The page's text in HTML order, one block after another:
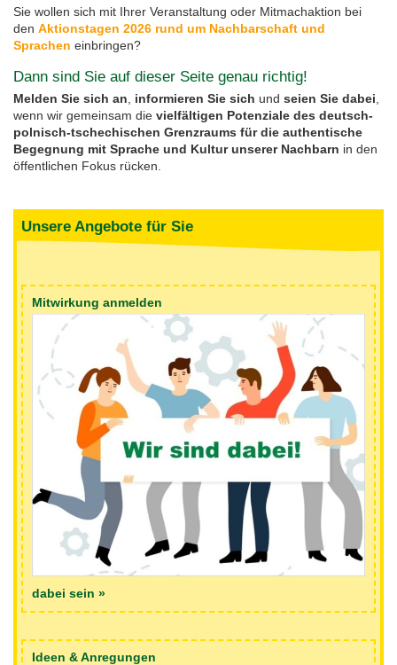
DPJW Zentralstelle
Kontakt
Termine, Veranstaltungen
Feste, Feiertage, Schulferien
Materialbibliothek
Wegweiser NiKiS
Serie Biedronka, Maus & Žába
Wanderausstellung
Projekte
Interreg SN-CZ 2021-2026
Interreg PLSN 2014-2020
Aktionstage
Mitwirkung anmelden
Übersicht Mitwirkende
Öffentlichkeitsarbeit
Archiv
Aktionstage 2025
Aktionstage 2024
Tag der Nachbarsprachen 2023
Sie wollen sich mit Ihrer Veranstaltung oder Mitmachaktion bei
den Aktionstagen 2026 rund um Nachbarschaft und
Sprachen einbringen?
Dann sind Sie auf dieser Seite genau richtig!
Melden Sie sich an informieren Sie sich und seien Sie dabei
wenn wir gemeinsam die vielfältigen Potenziale des deutsch-
polnisch-tschechischen Grenzraums für die authentische
Begegnung mit Sprache und Kultur unserer Nachbarn in den
öffentlichen Fokus rücken.
Unsere Angebote für Sie
Mitwirkung anmelden
dabei sein »
Ideen & Anregungen